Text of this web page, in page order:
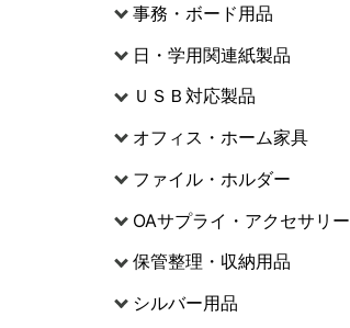
事務・ボード用品
日・学用関連紙製品
ＵＳＢ対応製品
オフィス・ホーム家具
ファイル・ホルダー
OAサプライ・アクセサリー
保管整理・収納用品
シルバー用品